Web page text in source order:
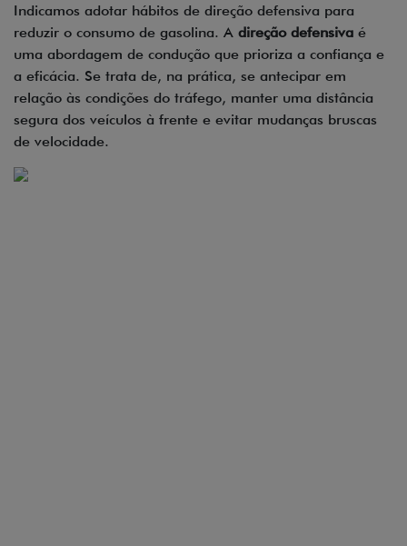
Indicamos adotar hábitos de direção defensiva para
reduzir o consumo de gasolina. A direção defensiva é
uma abordagem de condução que prioriza a confiança e
a eficácia. Se trata de, na prática, se antecipar em
relação às condições do tráfego, manter uma distância
segura dos veículos à frente e evitar mudanças bruscas
de velocidade.